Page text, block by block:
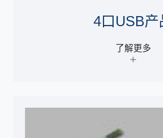
4口USB产
了解更多